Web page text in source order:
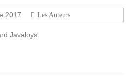
2017 Les Auteurs
Javaloys